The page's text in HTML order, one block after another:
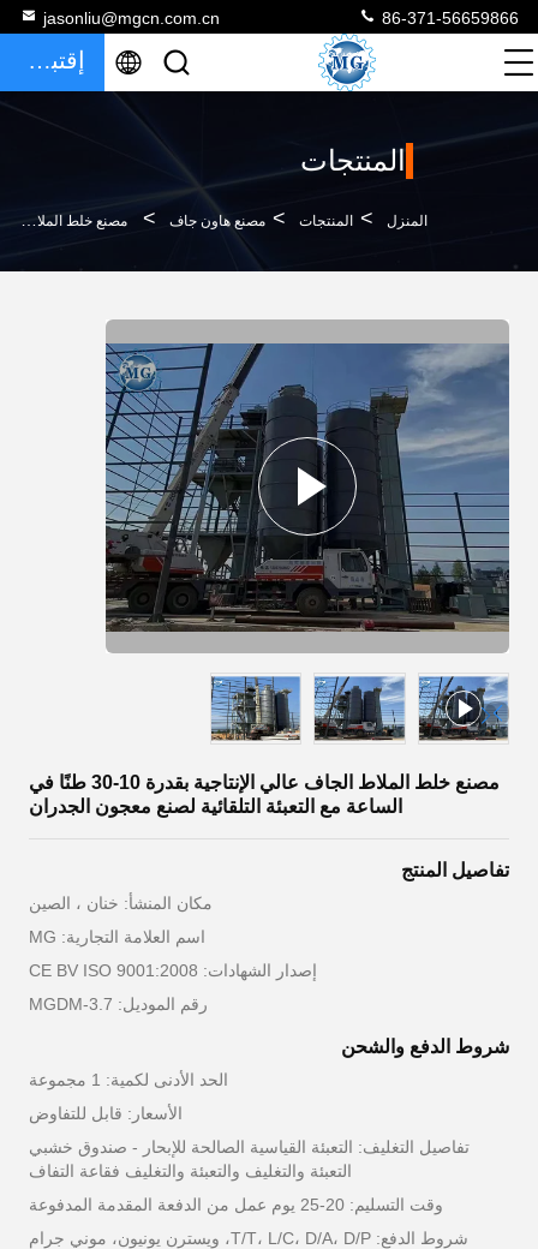
jasonliu@mgcn.com.cn 86-371-56659866
إقتباس
المنتجات
المنزل > المنتجات > مصنع هاون جاف > مصنع خلط الملاط الجاف عالي الإنتاجية بقدرة 10-30 طنًا في الساعة مع التعبئة التلقائية لصنع معجون الجدران
مصنع خلط الملاط الجاف عالي الإنتاجية بقدرة 10-30 طنًا في
الساعة مع التعبئة التلقائية لصنع معجون الجدران
تفاصيل المنتج
مكان المنشأ: خنان ، الصين
اسم العلامة التجارية: MG
إصدار الشهادات: CE BV ISO 9001:2008
رقم الموديل: MGDM-3.7
شروط الدفع والشحن
الحد الأدنى لكمية: 1 مجموعة
الأسعار: قابل للتفاوض
تفاصيل التغليف: التعبئة القياسية الصالحة للإبحار - صندوق خشبي
التعبئة والتغليف والتعبئة والتغليف فقاعة التفاف
وقت التسليم: 20-25 يوم عمل من الدفعة المقدمة المدفوعة
شروط الدفع: T/T، L/C، D/A، D/P، ويسترن يونيون، موني جرام